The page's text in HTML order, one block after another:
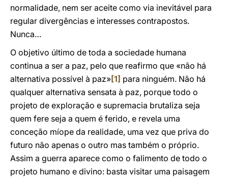
normalidade, nem ser aceite como via inevitável para
regular divergências e interesses contrapostos.
Nunca…
O objetivo último de toda a sociedade humana
continua a ser a paz, pelo que reafirmo que «não há
alternativa possível à paz»[1] para ninguém. Não há
qualquer alternativa sensata à paz, porque todo o
projeto de exploração e supremacia brutaliza seja
quem fere seja a quem é ferido, e revela uma
conceção míope da realidade, uma vez que priva do
futuro não apenas o outro mas também o próprio.
Assim a guerra aparece como o falimento de todo o
projeto humano e divino: basta visitar uma paisagem